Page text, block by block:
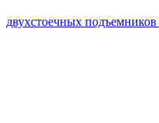
двухстоечных подъемников